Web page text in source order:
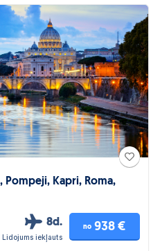
Kapri, Roma,
8d.
Lidojums iekļauts
no 938 €